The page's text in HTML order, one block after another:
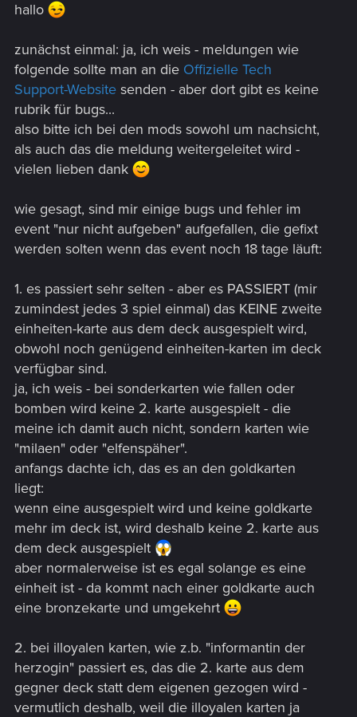
hallo
zunächst einmal: ja, ich weis - meldungen wie
folgende sollte man an die Offizielle Tech
Support-Website senden - aber dort gibt es keine
rubrik für bugs...
also bitte ich bei den mods sowohl um nachsicht,
als auch das die meldung weitergeleitet wird -
vielen lieben dank
wie gesagt, sind mir einige bugs und fehler im
event "nur nicht aufgeben" aufgefallen, die gefixt
werden solten wenn das event noch 18 tage läuft:
1. es passiert sehr selten - aber es PASSIERT (mir
zumindest jedes 3 spiel einmal) das KEINE zweite
einheiten-karte aus dem deck ausgespielt wird,
obwohl noch genügend einheiten-karten im deck
verfügbar sind.
ja, ich weis - bei sonderkarten wie fallen oder
bomben wird keine 2. karte ausgespielt - die
meine ich damit auch nicht, sondern karten wie
"milaen" oder "elfenspäher".
anfangs dachte ich, das es an den goldkarten
liegt:
wenn eine ausgespielt wird und keine goldkarte
mehr im deck ist, wird deshalb keine 2. karte aus
dem deck ausgespielt
aber normalerweise ist es egal solange es eine
einheit ist - da kommt nach einer goldkarte auch
eine bronzekarte und umgekehrt
2. bei illoyalen karten, wie z.b. "informantin der
herzogin" passiert es, das die 2. karte aus dem
gegner deck statt dem eigenen gezogen wird -
vermutlich deshalb, weil die illoyalen karten ja